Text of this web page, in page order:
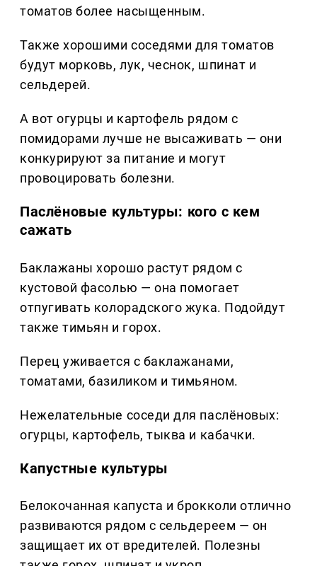
томатов более насыщенным.
Также хорошими соседями для томатов
будут морковь, лук, чеснок, шпинат и
сельдерей.
А вот огурцы и картофель рядом с
помидорами лучше не высаживать — они
конкурируют за питание и могут
провоцировать болезни.
Паслёновые культуры: кого с кем
сажать
Баклажаны хорошо растут рядом с
кустовой фасолью — она помогает
отпугивать колорадского жука. Подойдут
также тимьян и горох.
Перец уживается с баклажанами,
томатами, базиликом и тимьяном.
Нежелательные соседи для паслёновых:
огурцы, картофель, тыква и кабачки.
Капустные культуры
Белокочанная капуста и брокколи отлично
развиваются рядом с сельдереем — он
защищает их от вредителей. Полезны